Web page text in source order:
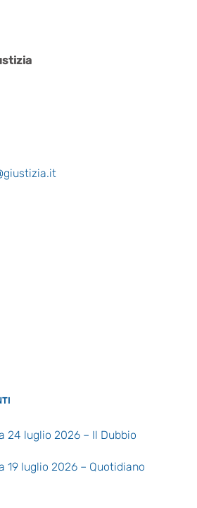
24 luglio 2026 – Il Dubbio
19 luglio 2026 – Quotidiano